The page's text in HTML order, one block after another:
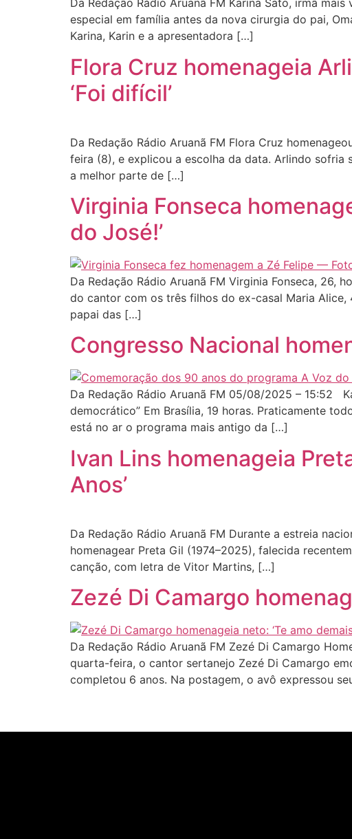
Da Redação Rádio Aruanã FM Karina Sato, irmã
especial em família antes da nova cirurgia do pai,
Karina, Karin e a apresentadora […]
Flora Cruz homenageia
‘Foi difícil’
Da Redação Rádio Aruanã FM Flora Cruz
feira (8), e explicou a escolha da data. Arlindo sofria
a melhor parte de […]
Virginia Fonseca
do José!’
Da Redação Rádio Aruanã FM Virginia Fonseca, 26,
do cantor com os três filhos do ex-casal Maria Alice,
papai das […]
Congresso Nacional
Da Redação Rádio Aruanã FM 05/08/2025 – 15:52
democrático” Em Brasília, 19 horas. Praticamente
está no ar o programa mais antigo da […]
Ivan Lins homenageia
Anos’
Da Redação Rádio Aruanã FM Durante a estreia
homenagear Preta Gil (1974–2025), falecida
canção, com letra de Vitor Martins, […]
Zezé Di Camargo
Da Redação Rádio Aruanã FM Zezé Di Camargo
quarta-feira, o cantor sertanejo Zezé Di Camargo
completou 6 anos. Na postagem, o avô expressou